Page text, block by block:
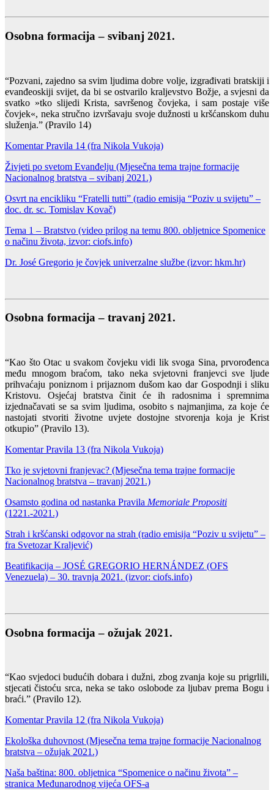
Osobna formacija – svibanj 2021.
“Pozvani, zajedno sa svim ljudima dobre volje, izgrađivati bratskiji i
evanđeoskiji svijet, da bi se ostvarilo kraljevstvo Božje, a svjesni da
svatko »tko slijedi Krista, savršenog čovjeka, i sam postaje više
čovjek«, neka stručno izvršavaju svoje dužnosti u kršćanskom duhu
služenja.” (Pravilo 14)
Komentar Pravila 14 (fra Nikola Vukoja)
Živjeti po svetom Evanđelju (Mjesečna tema trajne formacije
Nacionalnog bratstva – svibanj 2021.)
Osvrt na encikliku “Fratelli tutti” (radio emisija “Poziv u svijetu” –
doc. dr. sc. Tomislav Kovač)
Tema 1 – Bratstvo (video prilog na temu 800. obljetnice Spomenice
o načinu života, izvor: ciofs.info)
Dr. José Gregorio je čovjek univerzalne službe (izvor: hkm.hr)
Osobna formacija – travanj 2021.
“Kao što Otac u svakom čovjeku vidi lik svoga Sina, prvorođenca
među mnogom braćom, tako neka svjetovni franjevci sve ljude
prihvaćaju poniznom i prijaznom dušom kao dar Gospodnji i sliku
Kristovu. Osjećaj bratstva činit će ih radosnima i spremnima
izjednačavati se sa svim ljudima, osobito s najmanjima, za koje će
nastojati stvoriti životne uvjete dostojne stvorenja koja je Krist
otkupio” (Pravilo 13).
Komentar Pravila 13 (fra Nikola Vukoja)
Tko je svjetovni franjevac? (Mjesečna tema trajne formacije
Nacionalnog bratstva – travanj 2021.)
Osamsto godina od nastanka Pravila Memoriale Propositi
(1221.-2021.)
Strah i kršćanski odgovor na strah (radio emisija “Poziv u svijetu” –
fra Svetozar Kraljević)
Beatifikacija – JOSÉ GREGORIO HERNÁNDEZ (OFS
Venezuela) – 30. travnja 2021. (izvor: ciofs.info)
Osobna formacija – ožujak 2021.
“Kao svjedoci budućih dobara i dužni, zbog zvanja koje su prigrlili,
stjecati čistoću srca, neka se tako oslobode za ljubav prema Bogu i
braći.” (Pravilo 12).
Komentar Pravila 12 (fra Nikola Vukoja)
Ekološka duhovnost (Mjesečna tema trajne formacije Nacionalnog
bratstva – ožujak 2021.)
Naša baština: 800. obljetnica “Spomenice o načinu života” –
stranica Međunarodnog vijeća OFS-a